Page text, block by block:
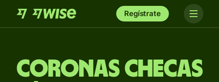
Regístrate
Coronas checas